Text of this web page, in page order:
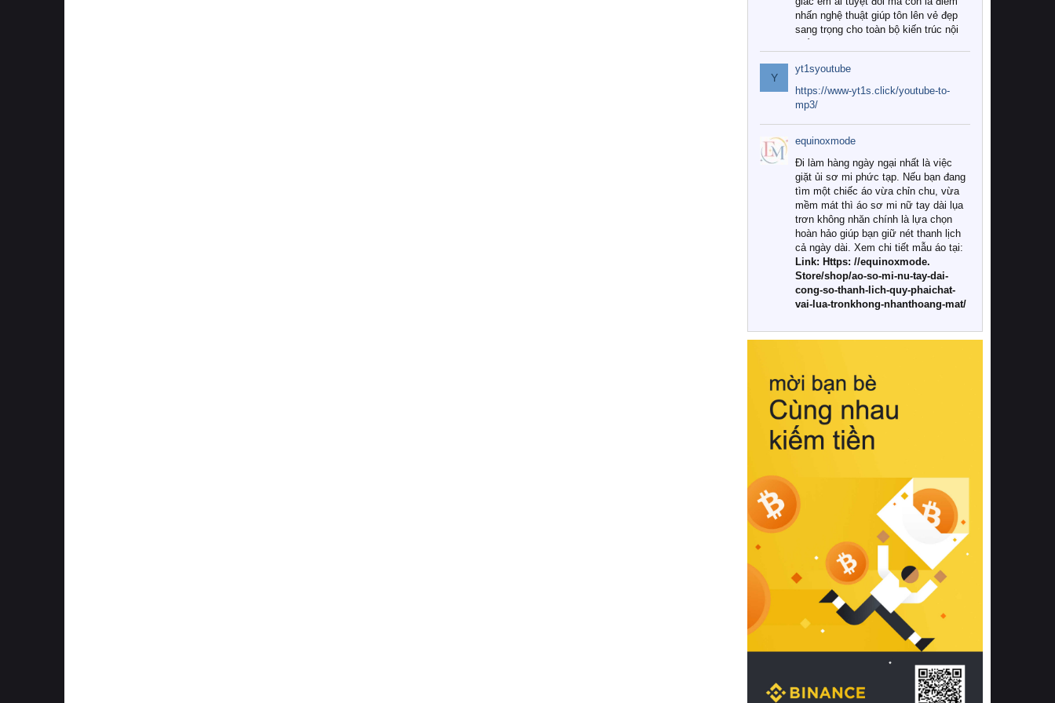
nhấn nghệ thuật giúp tôn lên vẻ đẹp
sang trọng cho toàn bộ kiến trúc nội
Tuy nhiên, giữa thị trường đa dạng
với vô vàn thương hiệu và mẫu mã
như hiện nay, làm thế nào để chọn
được những bộ chăn ga gối đệm cao
cấp thực sự chất lượng, phù hợp với
khí hậu và nhu cầu sử dụng của gia
đình? Hãy cùng chúng tôi đi tìm lời
giải đáp chi tiết qua bài viết dưới đây.
1. Tại sao các gia đình hiện đại lại ưa
chuộng chăn ga gối đệm cao cấp?
Khác với các dòng sản phẩm thông
thường, những bộ chăn ga gối đệm
cao cấp trải qua quy trình sản xuất
nghiêm ngặt từ khâu chọn lọc nguyên
liệu tự nhiên đến công nghệ dệt
nhuộm hiện đại không chứa hóa chất
này, bạn sẽ cảm nhận rõ rệt sự khác
hồi chuẩn xác của phần đệm nâng đỡ
cột sống.
Bên cạnh đó, việc lựa chọn các dòng
sản phẩm đạt chuẩn chất lượng quốc
tế còn giúp ngăn ngừa tình trạng kích
khuẩn và nấm mốc trong điều kiện
thời tiết nóng ẩm. Bạn có thể tìm hiểu
thêm các nghiên cứu khoa học về tác
động của giấc ngủ và môi trường
phòng ngủ đối với sức khỏe con
người tại Sleep Foundation (External
Link) để có cái nhìn toàn diện hơn.
2. Các tiêu chí vàng khi lựa chọn
chăn ga gối đệm cao cấp cho phòng
ngủ
Để sở hữu một bộ chăn ga gối đệm
cao cấp hoàn hảo cả về thẩm mỹ lẫn
công năng, người tiêu dùng cần cân
nhắc kỹ lưỡng các tiêu chí quan trọng
Y
yt1syoutube
https://www-yt1s.click/youtube-to-
mp3/
equinoxmode
Đi làm hàng ngày ngại nhất là việc
giặt ủi sơ mi phức tạp. Nếu bạn đang
tìm một chiếc áo vừa chỉn chu, vừa
mềm mát thì áo sơ mi nữ tay dài lụa
trơn không nhăn chính là lựa chọn
hoàn hảo giúp bạn giữ nét thanh lịch
cả ngày dài. Xem chi tiết mẫu áo tại:
Link: Https: //equinoxmode.
Store/shop/ao-so-mi-nu-tay-dai-
cong-so-thanh-lich-quy-phaichat-
vai-lua-tronkhong-nhanthoang-mat/